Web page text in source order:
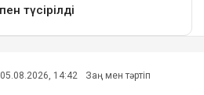
05.08.2026, 14:42 Заң мен тәртіп